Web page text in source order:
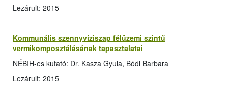
Lezárult: 2015
Kommunális szennyvíziszap félüzemi szintű
vermikomposztálásának tapasztalatai
NÉBIH-es kutató: Dr. Kasza Gyula, Bódi Barbara
Lezárult: 2015